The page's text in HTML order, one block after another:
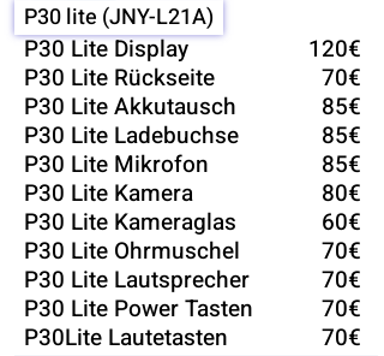
P30 lite (JNY-L21A)
P30 Lite Display
P30 Lite Rückseite
P30 Lite Akkutausch
P30 Lite Ladebuchse
P30 Lite Mikrofon
P30 Lite Kamera
P30 Lite Kameraglas
P30 Lite Ohrmuschel
P30 Lite Lautsprecher
P30 Lite Power Tasten
P30Lite Lautetasten
120€
70€
85€
85€
85€
80€
60€
70€
70€
70€
70€